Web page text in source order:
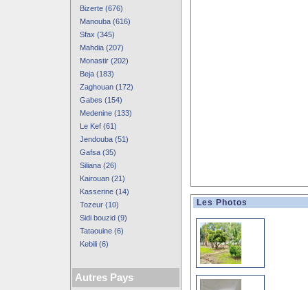
Bizerte (676)
Manouba (616)
Sfax (345)
Mahdia (207)
Monastir (202)
Beja (183)
Zaghouan (172)
Gabes (154)
Medenine (133)
Le Kef (61)
Jendouba (51)
Gafsa (35)
Siliana (26)
Kairouan (21)
Kasserine (14)
Tozeur (10)
Sidi bouzid (9)
Tataouine (6)
Kebili (6)
Autres Pays
Les Photos